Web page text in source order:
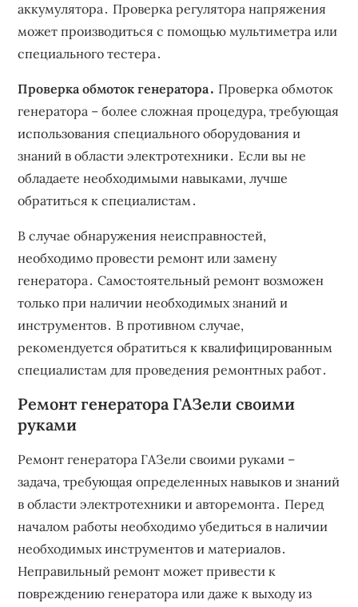
аккумулятора․ Проверка регулятора напряжения
может производиться с помощью мультиметра или
специального тестера․
Проверка обмоток генератора․ Проверка обмоток
генератора – более сложная процедура, требующая
использования специального оборудования и
знаний в области электротехники․ Если вы не
обладаете необходимыми навыками, лучше
обратиться к специалистам․
В случае обнаружения неисправностей,
необходимо провести ремонт или замену
генератора․ Самостоятельный ремонт возможен
только при наличии необходимых знаний и
инструментов․ В противном случае,
рекомендуется обратиться к квалифицированным
специалистам для проведения ремонтных работ․
Ремонт генератора ГАЗели своими
руками
Ремонт генератора ГАЗели своими руками –
задача, требующая определенных навыков и знаний
в области электротехники и авторемонта․ Перед
началом работы необходимо убедиться в наличии
необходимых инструментов и материалов․
Неправильный ремонт может привести к
повреждению генератора или даже к выходу из